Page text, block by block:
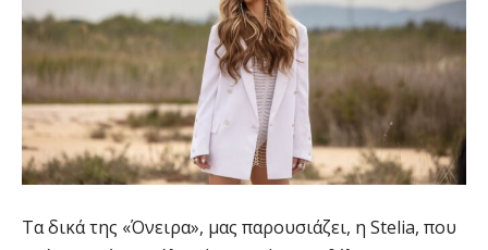
Τα δικά της «Όνειρα», μας παρουσιάζει, η Stelia, που